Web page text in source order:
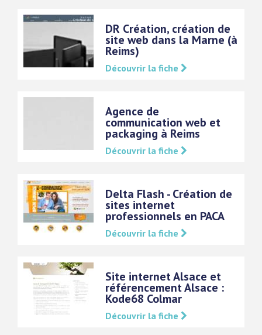
DR Création, création de
site web dans la Marne (à
Reims)
Découvrir la fiche
Agence de
communication web et
packaging à Reims
Découvrir la fiche
Delta Flash - Création de
sites internet
professionnels en PACA
Découvrir la fiche
Site internet Alsace et
référencement Alsace :
Kode68 Colmar
Découvrir la fiche